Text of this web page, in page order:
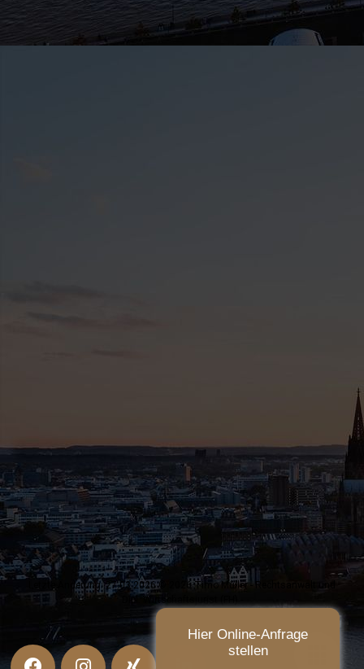
Letzte Änderung: 27.03.2026 © 2026 Timo Müller - Rechtsanwalt und
Dipl. Wirtschaftsjurist (FH) -
Hier Online-Anfrage
stellen